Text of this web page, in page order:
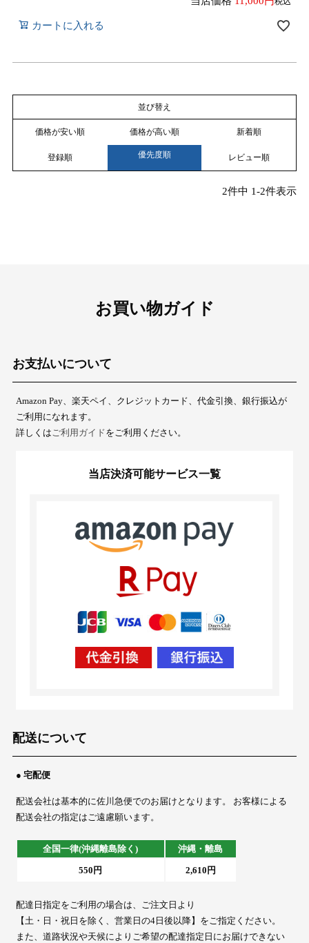
カートに入れる
並び替え
価格が安い順 価格が高い順 新着順
登録順 優先度順 レビュー順
2件中 1-2件表示
お買い物ガイド
お支払いについて
Amazon Pay、楽天ペイ、クレジットカード、代金引換、銀行振込が
ご利用になれます。
詳しくは ご利用ガイドをご利用ください。
当店決済可能サービス一覧
配送について
● 宅配便
配送会社は基本的に佐川急便でのお届けとなります。 お客様による
配送会社の指定はご遠慮願います。
全国一律(沖縄離島除く) 沖縄・離島
550円 2,610円
配達日指定をご利用の場合は、ご注文日より
【土・日・祝日を除く、営業日の4日後以降】をご指定ください。
また、道路状況や天候によりご希望の配達指定日にお届けできない